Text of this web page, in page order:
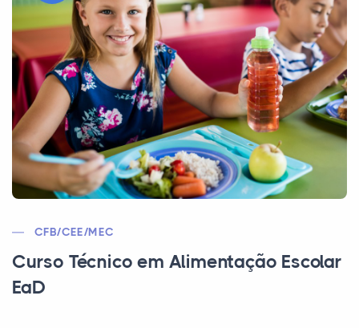
CFB/CEE/MEC
Curso Técnico em Alimentação Escolar
EaD